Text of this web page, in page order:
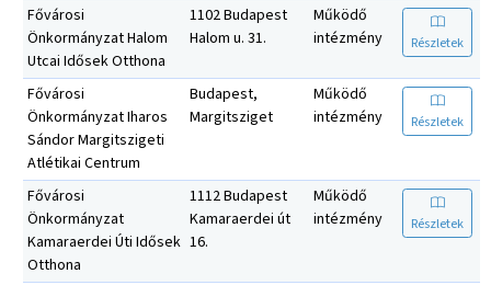
Fővárosi
Önkormányzat Halom
Utcai Idősek Otthona
1102 Budapest
Halom u. 31.
Működő
intézmény
Részletek
Fővárosi
Önkormányzat Iharos
Sándor Margitszigeti
Atlétikai Centrum
Budapest,
Margitsziget
Működő
intézmény
Részletek
Fővárosi
Önkormányzat
Kamaraerdei Úti Idősek
Otthona
1112 Budapest
Kamaraerdei út
16.
Működő
intézmény
Részletek